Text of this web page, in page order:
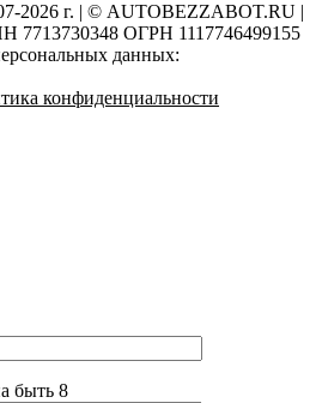
2026 г. | © AUTOBEZZABOT.RU |
7713730348 ОГРН 1117746499155
данных:
конфиденциальности
быть 8